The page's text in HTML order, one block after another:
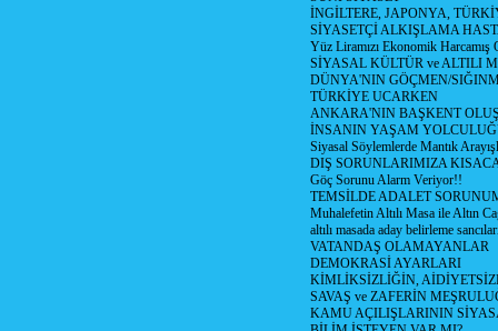
İNGİLTERE, JAPONYA,
SİYASETÇİ ALKIŞLAMA
Yüz Liramızı Ekonomik Harcamış
SİYASAL KÜLTÜR ve ALTILI
DÜNYA'NIN GÖÇMEN/
TÜRKİYE UCARKEN
ANKARA'NIN BAŞKENT
İNSANIN YAŞAM
Siyasal Söylemlerde Mantık
DIŞ SORUNLARIMIZA
Göç Sorunu Alarm Veriyor!!
TEMSİLDE ADALET
Muhalefetin Altılı Masa ile Altın
altılı masada aday belirleme
VATANDAŞ OLAMAYANLAR
DEMOKRASİ AYARLARI
KİMLİKSİZLİĞİN,
SAVAŞ ve ZAFERİN
KAMU AÇILIŞLARININ